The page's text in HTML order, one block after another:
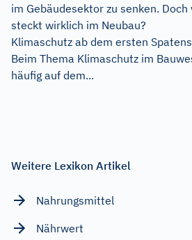
im Gebäudesektor zu senken.
steckt wirklich im Neubau?
Klimaschutz ab dem ersten
Beim Thema Klimaschutz im
häufig auf dem...
Weitere Lexikon Artikel
Nahrungsmittel
Nährwert